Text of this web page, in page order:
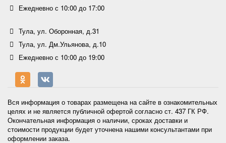
Ежедневно с 10:00 до 17:00
Тула, ул. Оборонная, д.31
Тула, ул. Дм.Ульянова, д.10
Ежедневно с 10:00 до 19:00
Вся информация о товарах размещена на сайте в ознакомительных
целях и не является публичной офертой согласно ст. 437 ГК РФ.
Окончательная информация о наличии, сроках доставки и
стоимости продукции будет уточнена нашими консультантами при
оформлении заказа.